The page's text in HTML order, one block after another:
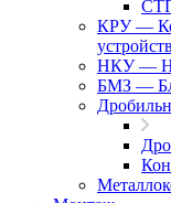
КРУ —
НКУ —
БМЗ —